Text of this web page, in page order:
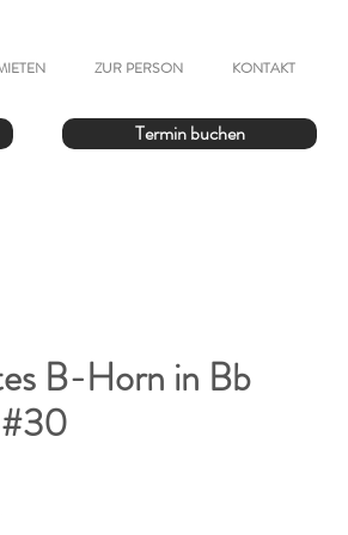
ZUR PERSON KONTAKT
Termin buchen
B-Horn in Bb